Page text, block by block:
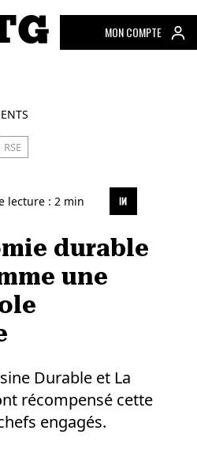
MON COMPTE
RSE
lecture : 2 min
durable
une
Durable et La
récompensé cette
engagés.